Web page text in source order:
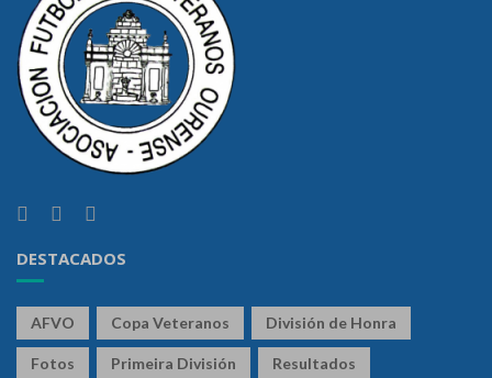
DESTACADOS
AFVO Copa Veteranos División de Honra
Fotos Primeira División Resultados